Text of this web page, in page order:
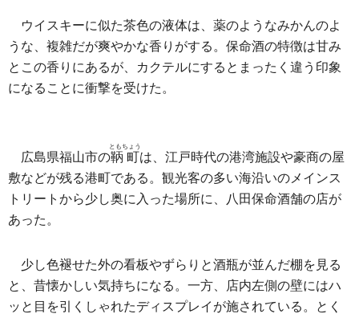
ウイスキーに似た茶色の液体は、薬のようなみかんのよ
うな、複雑だが爽やかな香りがする。保命酒の特徴は甘み
とこの香りにあるが、カクテルにするとまったく違う印象
になることに衝撃を受けた。
広島県福山市の鞆町
ともちょう
は、江戸時代の港湾施設や豪商の屋
敷などが残る港町である。観光客の多い海沿いのメインス
トリートから少し奥に入った場所に、八田保命酒舗の店が
あった。
少し色褪せた外の看板やずらりと酒瓶が並んだ棚を見る
と、昔懐かしい気持ちになる。一方、店内左側の壁にはハ
ッと目を引くしゃれたディスプレイが施されている。とく